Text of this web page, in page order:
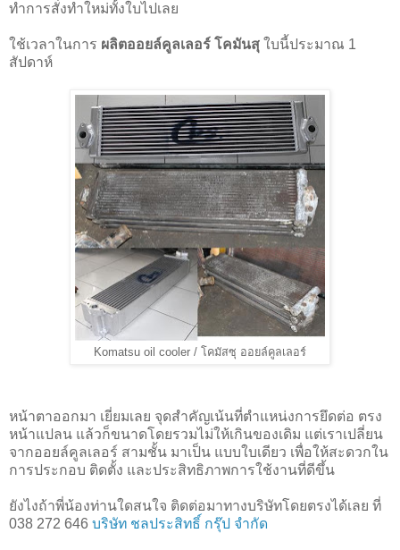
ทำการสั่งทำใหม่ทั้งใบไปเลย
ใช้เวลาในการ ผลิตออยล์คูลเลอร์ โคมันสุ ใบนี้ประมาณ 1
สัปดาห์
Komatsu oil cooler / โคมัสซุ ออยล์คูลเลอร์
หน้าตาออกมา เยี่ยมเลย จุดสำคัญเน้นที่ตำแหน่งการยึดต่อ ตรง
หน้าแปลน แล้วก็ขนาดโดยรวมไม่ให้เกินของเดิม แต่เราเปลี่ยน
จากออยล์คูลเลอร์ สามชั้น มาเป็น แบบใบเดียว เพื่อให้สะดวกใน
การประกอบ ติดตั้ง และประสิทธิภาพการใช้งานที่ดีขึ้น
ยังไงถ้าพี่น้องท่านใดสนใจ ติดต่อมาทางบริษัทโดยตรงได้เลย ที่
038 272 646 บริษัท ชลประสิทธิ์ กรุ๊ป จำกัด